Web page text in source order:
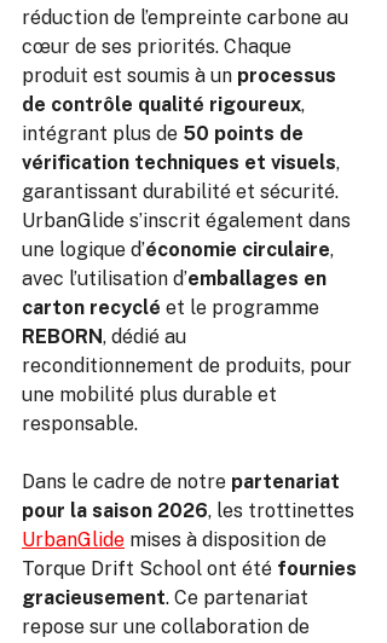
réduction de l’empreinte carbone au
cœur de ses priorités. Chaque
produit est soumis à un processus
de contrôle qualité rigoureux,
intégrant plus de 50 points de
vérification techniques et visuels,
garantissant durabilité et sécurité.
UrbanGlide s’inscrit également dans
une logique d’économie circulaire,
avec l’utilisation d’emballages en
carton recyclé et le programme
REBORN, dédié au
reconditionnement de produits, pour
une mobilité plus durable et
responsable.
Dans le cadre de notre partenariat
pour la saison 2026, les trottinettes
UrbanGlide mises à disposition de
Torque Drift School ont été fournies
gracieusement. Ce partenariat
repose sur une collaboration de